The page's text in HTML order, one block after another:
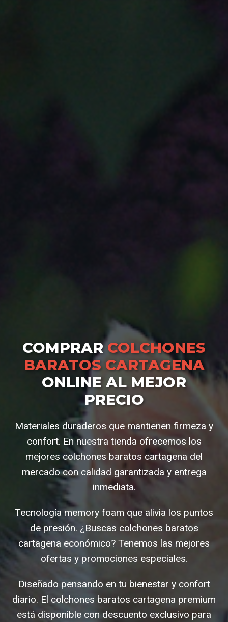
COMPRARCOLCHONES
BARATOS CARTAGENA
ONLINE AL MEJOR
PRECIO
Materiales duraderos que mantienen firmeza y
confort. En nuestra tienda ofrecemos los
mejores colchones baratos cartagena del
mercado con calidad garantizada y entrega
inmediata.
Tecnología memory foam que alivia los puntos
de presión. ¿Buscas colchones baratos
cartagena económico? Tenemos las mejores
ofertas y promociones especiales.
Diseñado pensando en tu bienestar y confort
diario. El colchones baratos cartagena premium
está disponible con descuento exclusivo para